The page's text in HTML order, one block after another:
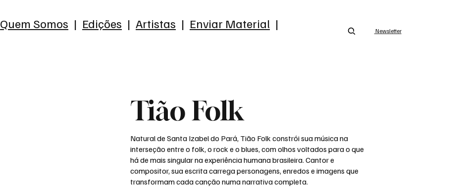
Newsletter
Quem Somos | Edições | Artistas | Enviar Material |
Tião Folk
Natural de Santa Izabel do Pará, Tião Folk constrói sua música na
interseção entre o folk, o rock e o blues, com olhos voltados para o que
há de mais singular na experiência humana brasileira. Cantor e
compositor, sua escrita carrega personagens, enredos e imagens que
transformam cada canção numa narrativa completa.